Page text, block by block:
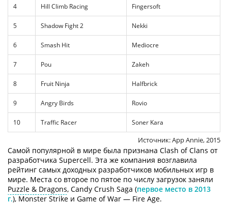
4 Hill Climb Racing Fingersoft
5 Shadow Fight 2 Nekki
6 Smash Hit Mediocre
7 Pou Zakeh
8 Fruit Ninja Halfbrick
9 Angry Birds Rovio
10 Traffic Racer Soner Kara
Источник: App Annie, 2015
Самой популярной в мире была признана Clash of Clans от
разработчика Supercell. Эта же компания возглавила
рейтинг самых доходных разработчиков мобильных игр в
мире. Места со второе по пятое по числу загрузок заняли
Puzzle & Dragons, Candy Crush Saga (первое место в 2013
г.), Monster Strike и Game of War — Fire Age.